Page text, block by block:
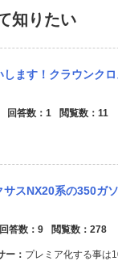
知りたい
ウンクロスオーバー、セダン、スポーツ、
回答数： 1 閲覧数： 11
の350ガソリンターボモデルが生産中止との
回答数： 9 閲覧数： 278
ー： プレミア化する事は